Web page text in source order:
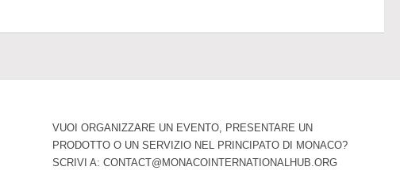
VUOI ORGANIZZARE UN EVENTO, PRESENTARE UN
PRODOTTO O UN SERVIZIO NEL PRINCIPATO DI MONACO?
SCRIVI A: CONTACT@MONACOINTERNATIONALHUB.ORG